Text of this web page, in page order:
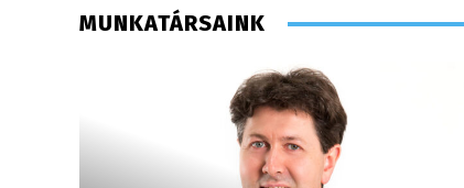
MUNKATÁRSAINK